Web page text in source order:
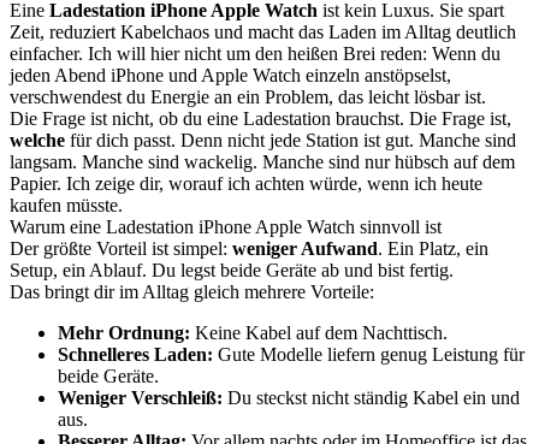
Eine Ladestation iPhone Apple Watch ist kein Luxus. Sie spart
Zeit, reduziert Kabelchaos und macht das Laden im Alltag deutlich
einfacher. Ich will hier nicht um den heißen Brei reden: Wenn du
jeden Abend iPhone und Apple Watch einzeln anstöpselst,
verschwendest du Energie an ein Problem, das leicht lösbar ist.
Die Frage ist nicht, ob du eine Ladestation brauchst. Die Frage ist,
welche für dich passt. Denn nicht jede Station ist gut. Manche sind
langsam. Manche sind wackelig. Manche sind nur hübsch auf dem
Papier. Ich zeige dir, worauf ich achten würde, wenn ich heute
kaufen müsste.
Warum eine Ladestation iPhone Apple Watch sinnvoll ist
Der größte Vorteil ist simpel: weniger Aufwand. Ein Platz, ein
Setup, ein Ablauf. Du legst beide Geräte ab und bist fertig.
Das bringt dir im Alltag gleich mehrere Vorteile:
Mehr Ordnung: Keine Kabel auf dem Nachttisch.
Schnelleres Laden: Gute Modelle liefern genug Leistung für
beide Geräte.
Weniger Verschleiß: Du steckst nicht ständig Kabel ein und
aus.